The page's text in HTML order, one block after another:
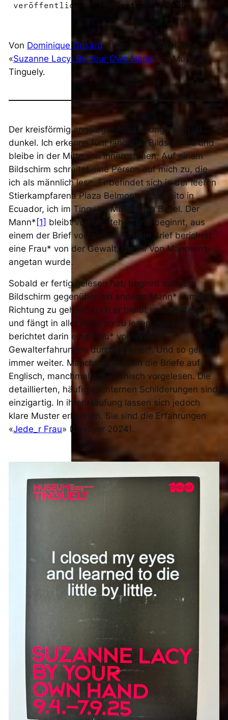
veröffentlicht am 1. September 2025
Von Dominique Grisard. Über die Ausstellung
«Suzanne Lacy: By Your Own Hand»
im Museum
Tinguely.
Der kreisförmig angelegte Ausstellungsraum ist
dunkel. Ich erkenne fünf längliche Bildschirme und
bleibe in der Mitte von ihnen stehen. Auf einem
Bildschirm schreitet eine Person auf mich zu, die
ich als männlich lese. Er befindet sich in der leeren
Stierkampfarena Plaza Belmonte von Quito in
Ecuador, ich im Tinquely Museum in Basel. Der
Mann* [1] bleibt vor mir stehen und beginnt, aus
einem der Brief vorzulesen. In dem Brief berichtet
eine Frau* von der Gewalt, die ihr von Männern*
angetan wurde.
Sobald er fertig gelesen hat, beginnt auf dem
Bildschirm gegenüber ein anderer Mann* in meine
Richtung zu gehen. Auch er bleibt vor mir stehen
und fängt in aller Ruhe an zu lesen, wieder
berichtet darin eine Frau* von ihren
Gewalterfahrungen durch Männer*. Und so geht es
immer weiter. Manchmal werden die Briefe auf
Englisch, manchmal auf Spanisch vorgelesen. Die
detaillierten, häufig nüchternen Schilderungen sind
einzigartig. In ihrer Häufung lassen sich jedoch
klare Muster erkennen. Sie sind die Erfahrungen
«Jede_r Frau» (Lavoyer 2024).